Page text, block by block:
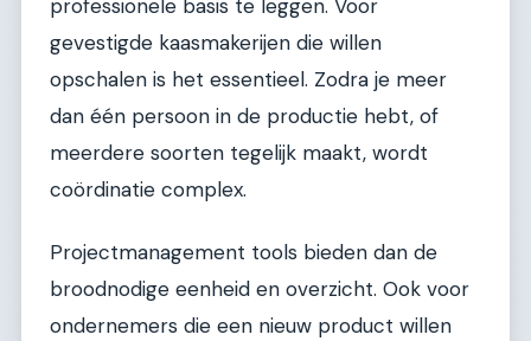
professionele basis te leggen. Voor
gevestigde kaasmakerijen die willen
opschalen is het essentieel. Zodra je meer
dan één persoon in de productie hebt, of
meerdere soorten tegelijk maakt, wordt
coördinatie complex.
Projectmanagement tools bieden dan de
broodnodige eenheid en overzicht. Ook voor
ondernemers die een nieuw product willen